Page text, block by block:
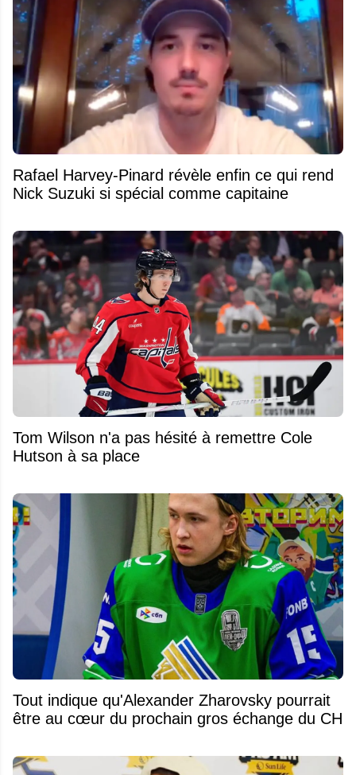
Rafael Harvey-Pinard révèle enfin ce qui rend
Nick Suzuki si spécial comme capitaine
Tom Wilson n'a pas hésité à remettre Cole
Hutson à sa place
Tout indique qu'Alexander Zharovsky pourrait
être au cœur du prochain gros échange du CH